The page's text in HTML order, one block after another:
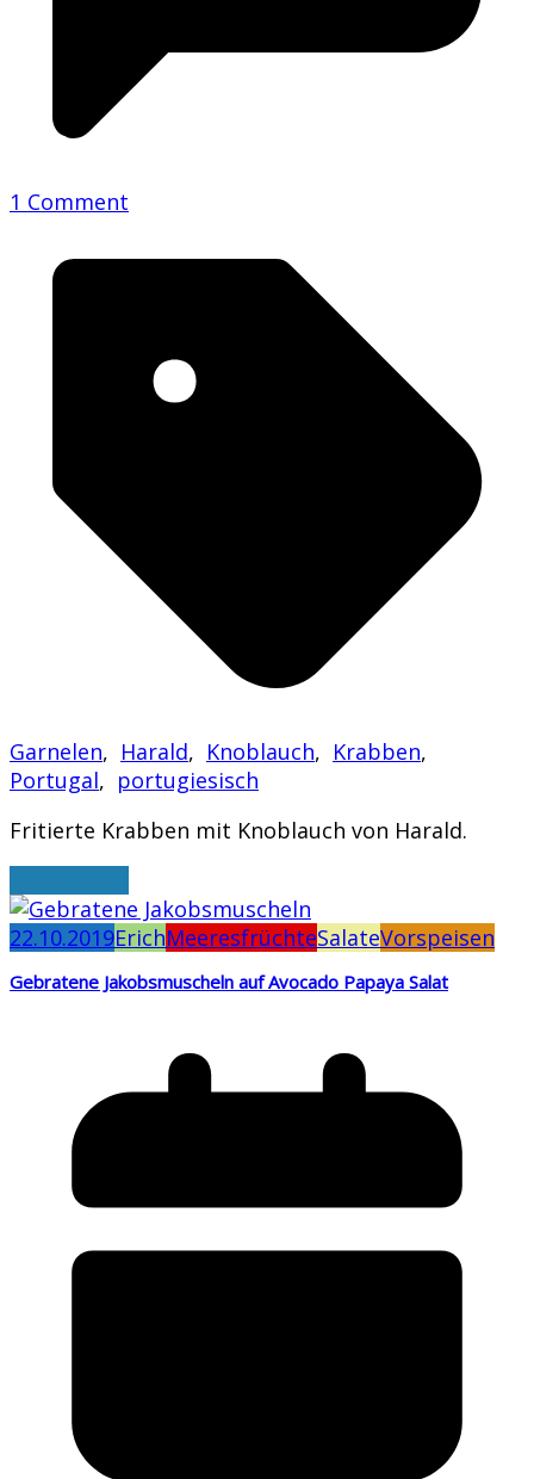
1 Comment
Garnelen, Harald, Knoblauch, Krabben,
Portugal, portugiesisch
Fritierte Krabben mit Knoblauch von Harald.
22.10.2019ErichMeeresfrüchteSalateVorspeisen
Gebratene Jakobsmuscheln auf Avocado Papaya Salat